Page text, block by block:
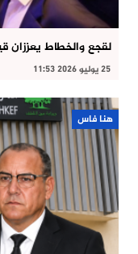
لقجع والخطاط يعززان
25 يوليو 2026 11:53
هنا فاس